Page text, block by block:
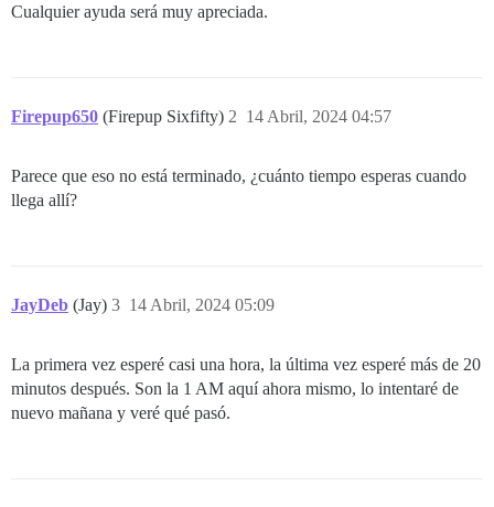
Cualquier ayuda será muy apreciada.
Firepup650 (Firepup Sixfifty) 14 Abril, 2024 04:57
2
Parece que eso no está terminado, ¿cuánto tiempo esperas cuando
llega allí?
JayDeb (Jay) 14 Abril, 2024 05:09
3
La primera vez esperé casi una hora, la última vez esperé más de 20
minutos después. Son la 1 AM aquí ahora mismo, lo intentaré de
nuevo mañana y veré qué pasó.